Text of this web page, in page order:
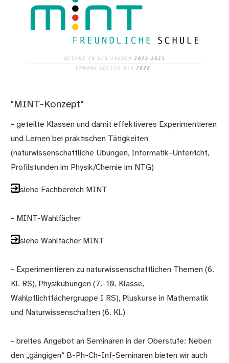
"MINT-Konzept"
- geteilte Klassen und damit effektiveres Experimentieren
und Lernen bei praktischen Tätigkeiten
(naturwissenschaftliche Übungen, Informatik-Unterricht,
Profilstunden im Physik/Chemie im NTG)
siehe Fachbereich MINT
- MINT-Wahlfächer
siehe Wahlfächer MINT
- Experimentieren zu naturwissenschaftlichen Themen (6.
Kl. RS), Physikübungen (7.-10. Klasse,
Wahlpflichtfächergruppe I RS), Pluskurse in Mathematik
und Naturwissenschaften (6. Kl.)
- breites Angebot an Seminaren in der Oberstufe: Neben
den „gängigen“ B-Ph-Ch-Inf-Seminaren bieten wir auch